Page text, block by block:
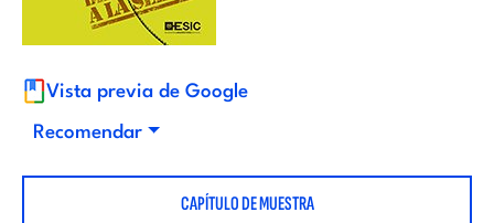
d
t
Vista previa de Google
Recomendar
CAPÍTULO DE MUESTRA